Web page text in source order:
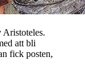
Aristoteles.
att bli
fick posten,